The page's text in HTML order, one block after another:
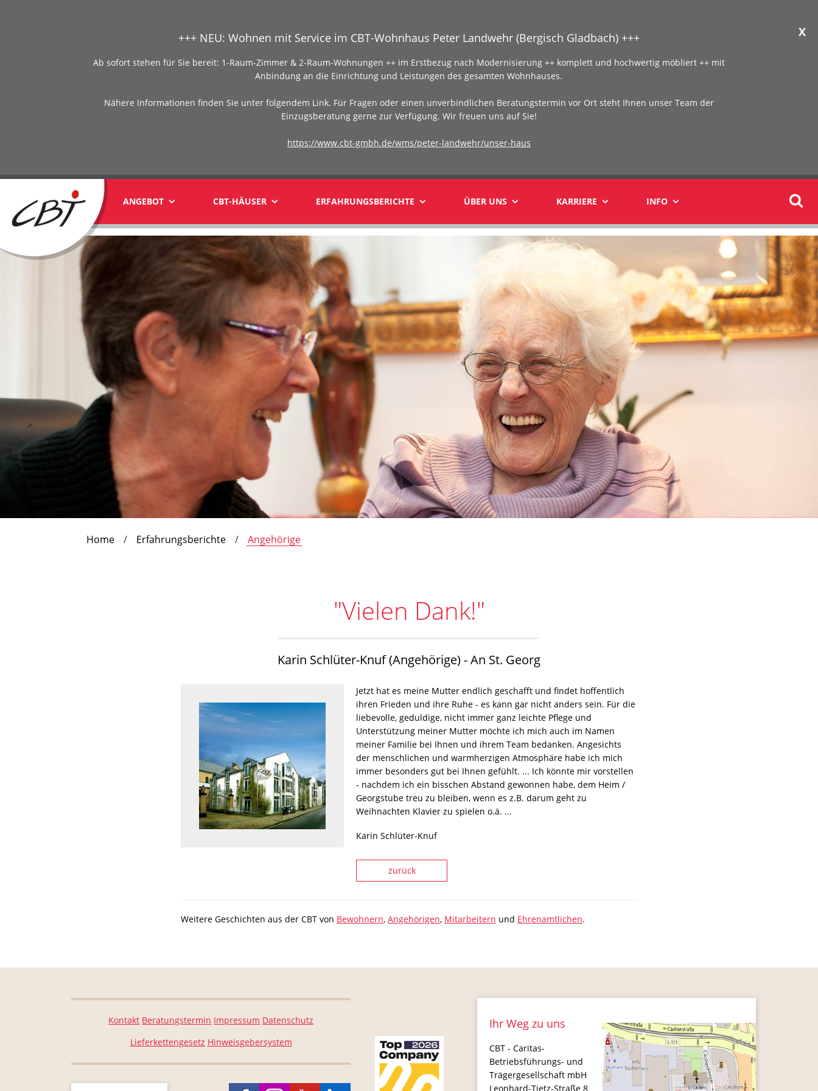
X
+++ NEU: Wohnen mit Service im CBT-Wohnhaus Peter Landwehr (Bergisch Gladbach) +++
Ab sofort stehen für Sie bereit: 1-Raum-Zimmer & 2-Raum-Wohnungen ++ im Erstbezug nach Modernisierung ++ komplett und hochwertig möbliert ++ mit
Anbindung an die Einrichtung und Leistungen des gesamten Wohnhauses.
Nähere Informationen finden Sie unter folgendem Link. Für Fragen oder einen unverbindlichen Beratungstermin vor Ort steht Ihnen unser Team der
Einzugsberatung gerne zur Verfügung. Wir freuen uns auf Sie!
https://www.cbt-gmbh.de/wms/peter-landwehr/unser-haus
ANGEBOT CBT-HÄUSER ERFAHRUNGSBERICHTE ÜBER UNS KARRIERE INFO
yyy1yyy
Home Erfahrungsberichte Angehörige
"Vielen Dank!"
Karin Schlüter-Knuf (Angehörige) - An St. Georg
Jetzt hat es meine Mutter endlich geschafft und findet hoffentlich
ihren Frieden und ihre Ruhe - es kann gar nicht anders sein. Für die
liebevolle, geduldige, nicht immer ganz leichte Pflege und
Unterstützung meiner Mutter möchte ich mich auch im Namen
meiner Familie bei Ihnen und ihrem Team bedanken. Angesichts
der menschlichen und warmherzigen Atmosphäre habe ich mich
immer besonders gut bei Ihnen gefühlt. ... Ich könnte mir vorstellen
- nachdem ich ein bisschen Abstand gewonnen habe, dem Heim /
Georgstube treu zu bleiben, wenn es z.B. darum geht zu
Weihnachten Klavier zu spielen o.ä. ...
Karin Schlüter-Knuf
zurück
Weitere Geschichten aus der CBT von Bewohnern, Angehörigen, Mitarbeitern und Ehrenamtlichen.
Kontakt Beratungstermin Impressum Datenschutz
Lieferkettengesetz Hinweisgebersystem
Ihr Weg zu uns
CBT - Caritas-
Betriebsführungs- und
Trägergesellschaft mbH
Leonhard-Tietz-Straße 8